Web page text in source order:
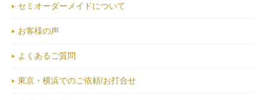
セミオーダーメイドについて
お客様の声
よくあるご質問
東京・横浜でのご依頼/お打合せ